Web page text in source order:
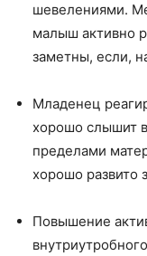
шевелениями.
малыш активно
заметны, если,
Младенец
хорошо слышит
пределами
хорошо развито
Повышение